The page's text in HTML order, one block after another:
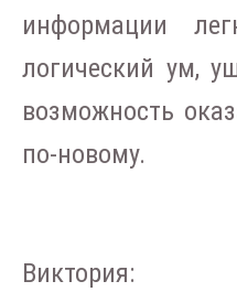
информации
логический ум,
возможность
по-новому.
Виктория: